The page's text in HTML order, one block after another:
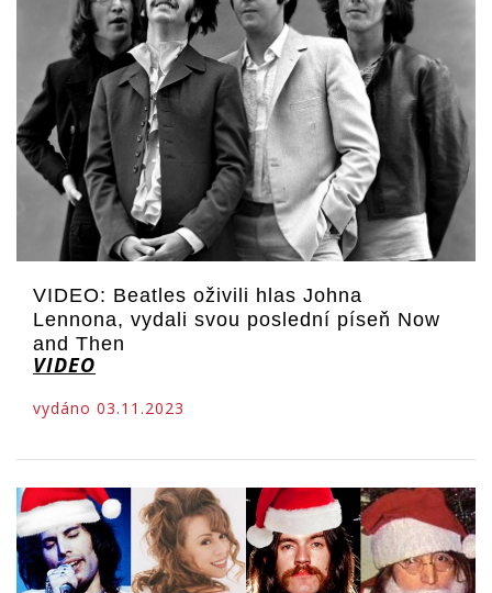
VIDEO: Beatles oživili hlas Johna
Lennona, vydali svou poslední píseň Now
and Then
VIDEO
vydáno 03.11.2023